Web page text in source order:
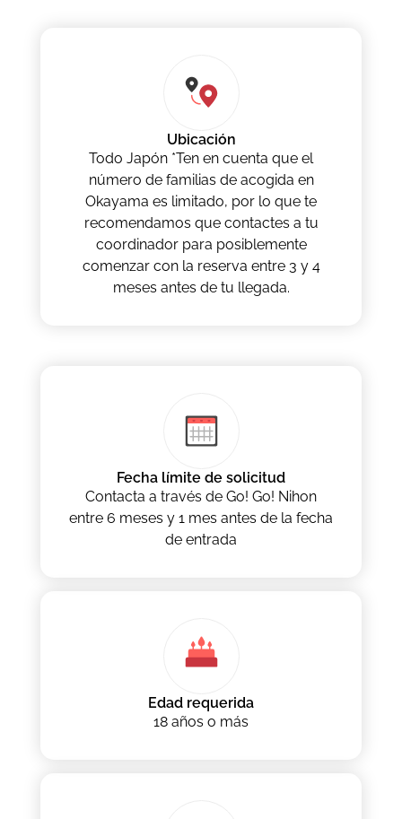
Ubicación
Todo Japón *Ten en cuenta que el
número de familias de acogida en
Okayama es limitado, por lo que te
recomendamos que contactes a tu
coordinador para posiblemente
comenzar con la reserva entre 3 y 4
meses antes de tu llegada.
Fecha límite de solicitud
Contacta a través de Go! Go! Nihon
entre 6 meses y 1 mes antes de la fecha
de entrada
Edad requerida
18 años o más